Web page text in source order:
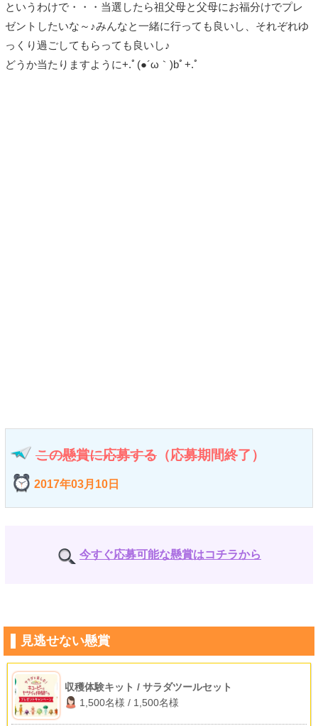
というわけで・・・当選したら祖父母と父母にお福分けでプレ
ゼントしたいな～♪みんなと一緒に行っても良いし、それぞれゆ
っくり過ごしてもらっても良いし♪
どうか当たりますように+.ﾟ(●´ω｀)bﾟ+.ﾟ
この懸賞に応募する （応募期間終了）
2017年03月10日
今すぐ応募可能な懸賞はコチラから
見逃せない懸賞
収穫体験キット / サラダツールセット
1,500名様 / 1,500名様